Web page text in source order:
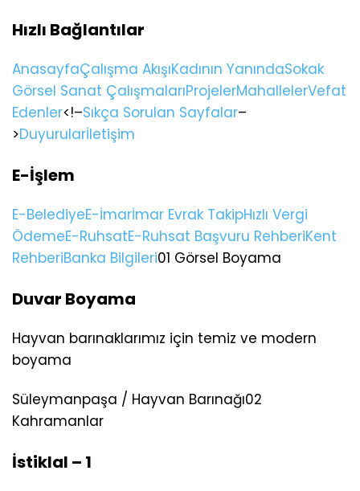
Hızlı Bağlantılar
AnasayfaÇalışma AkışıKadının YanındaSokak
Görsel Sanat ÇalışmalarıProjelerMahallelerVefat
Edenler<!–Sıkça Sorulan Sayfalar–
>Duyurularİletişim
E-İşlem
E-BelediyeE-İmarİmar Evrak TakipHızlı Vergi
ÖdemeE-RuhsatE-Ruhsat Başvuru RehberiKent
RehberiBanka Bilgileri01 Görsel Boyama
Duvar Boyama
Hayvan barınaklarımız için temiz ve modern
boyama
Süleymanpaşa / Hayvan Barınağı02
Kahramanlar
İstiklal – 1